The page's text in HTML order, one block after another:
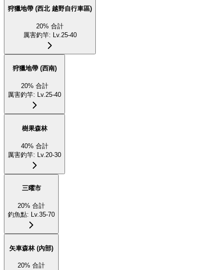
狩獵地帶 (西北 越野自行車區)
20% 合計
厲害釣竿: Lv.25-40
狩獵地帶 (西南)
20% 合計
厲害釣竿: Lv.25-40
樹果森林
40% 合計
厲害釣竿: Lv.20-30
三曜市
20% 合計
釣魚點: Lv.35-70
矢車森林 (內部)
20% 合計